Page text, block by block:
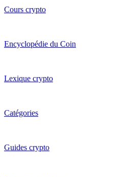
Cours crypto
Encyclopédie du Coin
Lexique crypto
Catégories
Guides crypto